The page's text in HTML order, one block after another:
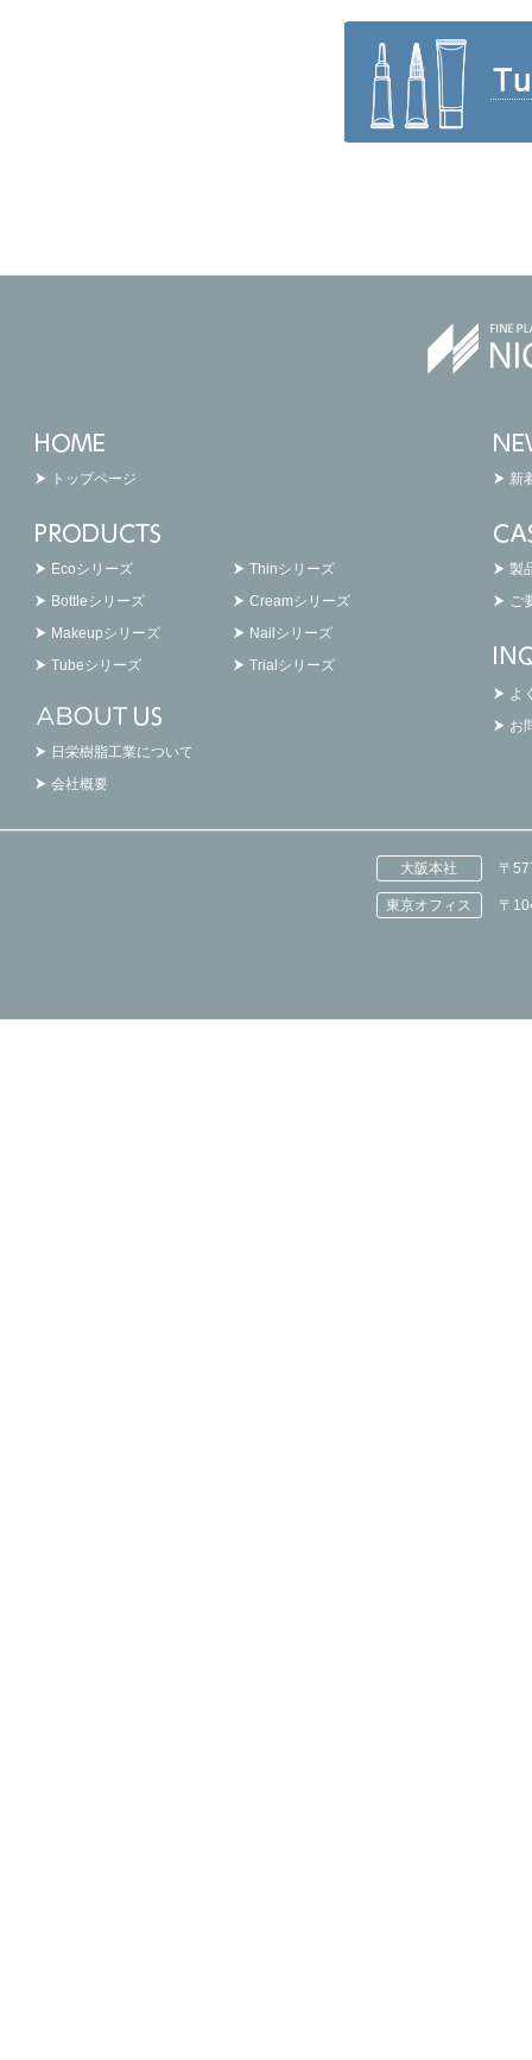
トップページ
Ecoシリーズ
Thinシリーズ
Bottleシリーズ
Creamシリーズ
Makeupシリーズ
Nailシリーズ
Tubeシリーズ
Trialシリーズ
日栄樹脂工業について
会社概要
新
製
ご
よ
お
大阪本社 〒
東京オフィス 〒